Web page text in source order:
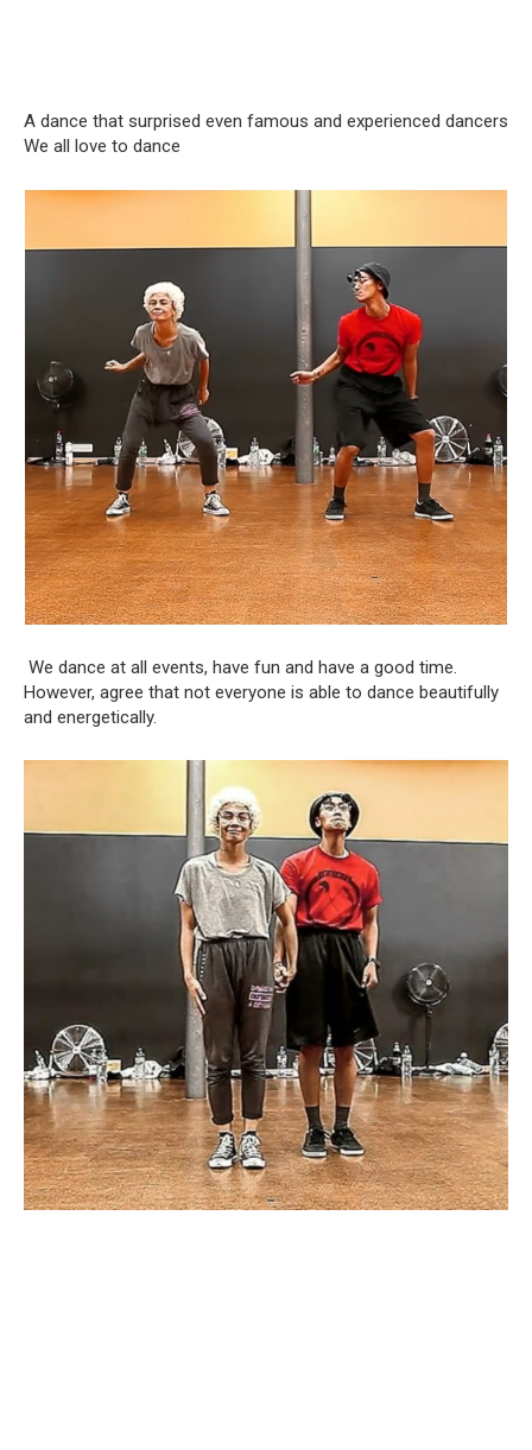
A dance that surprised even famous and experienced dancers
We all love to dance
We dance at all events, have fun and have a good time.
However, agree that not everyone is able to dance beautifully
and energetically.